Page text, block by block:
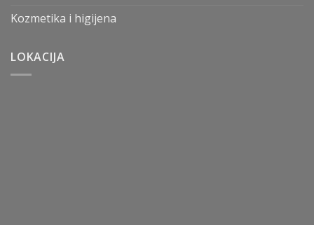
Kozmetika i higijena
LOKACIJA